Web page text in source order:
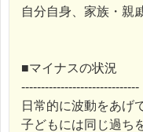
自分自身、家族・親
■マイナスの状況
------------------------------
日常的に波動をあげ
子どもには同じ過ち